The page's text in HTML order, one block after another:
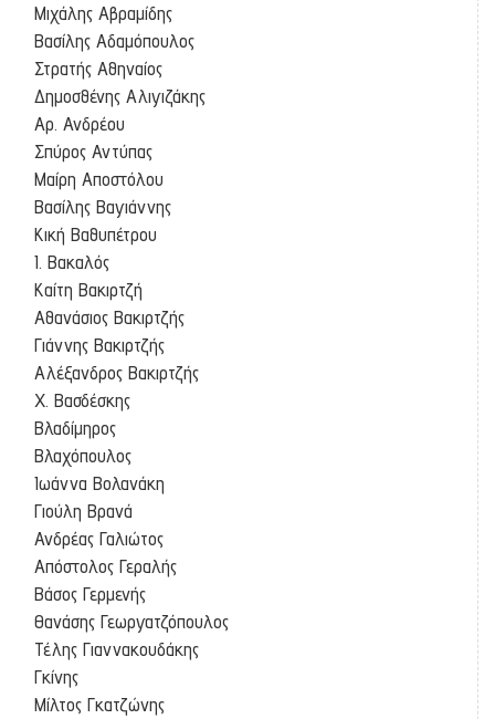
Μιχάλης Αβραμίδης
Βασίλης Αδαμόπουλος
Στρατής Αθηναίος
Δημοσθένης Αλιγιζάκης
Αρ. Ανδρέου
Σπύρος Αντύπας
Μαίρη Αποστόλου
Βασίλης Βαγιάννης
Κική Βαθυπέτρου
Ι. Βακαλός
Καίτη Βακιρτζή
Αθανάσιος Βακιρτζής
Γιάννης Βακιρτζής
Αλέξανδρος Βακιρτζής
Χ. Βασδέσκης
Βλαδίμηρος
Βλαχόπουλος
Ιωάννα Βολανάκη
Γιούλη Βρανά
Ανδρέας Γαλιώτος
Απόστολος Γεραλής
Βάσος Γερμενής
Θανάσης Γεωργατζόπουλος
Τέλης Γιαννακουδάκης
Γκίνης
Μίλτος Γκατζώνης